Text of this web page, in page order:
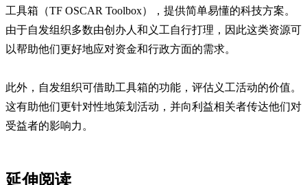
工具箱（TF OSCAR Toolbox），提供简单易懂的科技方案。
由于自发组织多数由创办人和义工自行打理，因此这类资源可
以帮助他们更好地应对资金和行政方面的需求。
此外，自发组织可借助工具箱的功能，评估义工活动的价值。
这有助他们更针对性地策划活动，并向利益相关者传达他们对
受益者的影响力。
延伸阅读